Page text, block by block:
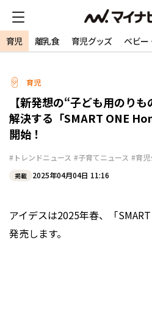
育児 離乳食 育児グッズ ベビー
育児
【新発想の“子ども用のり
解決する「SMART ONE
開始！
#トレンドニュース #子育てニュース #育児
掲載 2025年04月04日 11:16
アイデスは2025年春、「
発売します。